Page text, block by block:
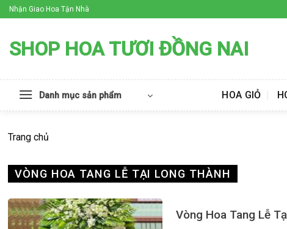
Skip
to
Nhận Giao Hoa Tận Nhà
SHOP HOA TƯƠI ĐỒNG NAI
Danh mục sản phẩm HOA GIỎ
Trang chủ
VÒNG HOA TANG LỄ TẠI LONG THÀNH
Vòng Hoa Tang Lễ